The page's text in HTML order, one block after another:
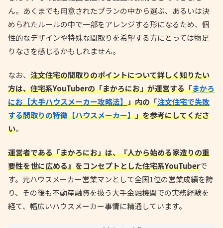
ん。あくまでも用意されたプランの中から選ぶ、あるいは決
められたルールの中で一部をアレンジする形になるため、個
性的なデザインや特殊な間取りを希望する方にとっては物足
りなさを感じるかもしれません。
なお、 注文住宅の間取りのポイントについて詳しく知りたい
方は、住宅系YouTuberの「まかろにお」が運営する「まかろ
にお【大手ハウスメーカー攻略法】」内の「注文住宅で失敗
する間取りの特徴【ハウスメーカー】」を参考にしてくださ
い。
運営者である「まかろにお」は、『人から始める家造りの重
要性を世に広める』をコンセプトとした住宅系YouTuberで
す。元ハウスメーカー営業マンとして全国1位の営業成績を誇
り、その後も不動産融資を扱う大手金融機関での実務経験を
経て、幅広いハウスメーカー事情に精通しています。